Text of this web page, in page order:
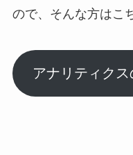
ので、そんな方はこ
アナリティク